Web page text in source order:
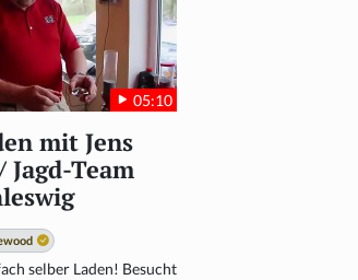
05:10
mit Jens
Jagd-Team
selber Laden! Besucht